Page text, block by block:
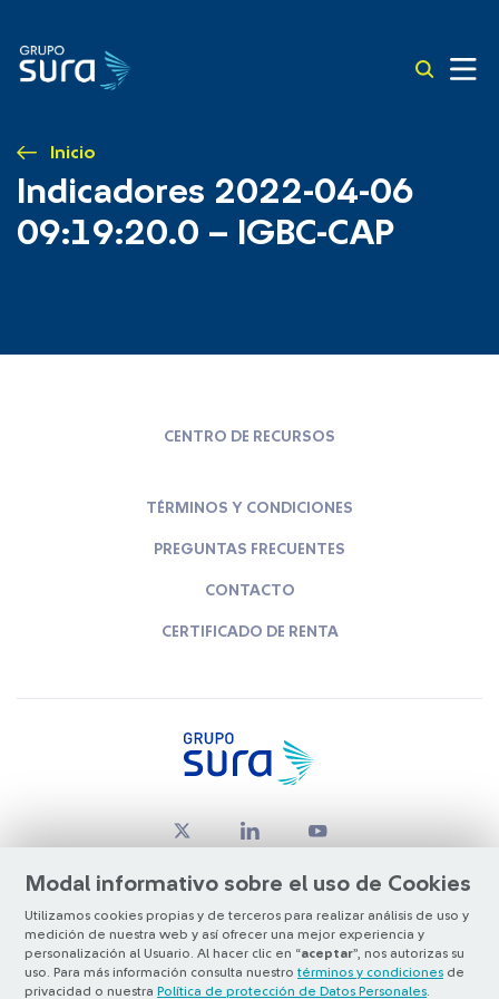
Inicio
Indicadores 2022-04-06
09:19:20.0 – IGBC-CAP
Modal informativo sobre el uso de Cookies
Utilizamos cookies propias y de terceros para realizar análisis de uso y
medición de nuestra web y así ofrecer una mejor experiencia y
personalización al Usuario. Al hacer clic en “aceptar”, nos autorizas su
uso. Para más información consulta nuestro términos y condiciones de
privacidad o nuestra Política de protección de Datos Personales
CENTRO DE RECURSOS
TÉRMINOS Y CONDICIONES
PREGUNTAS FRECUENTES
CONTACTO
CERTIFICADO DE RENTA
© Copyright Grupo SURA 2026